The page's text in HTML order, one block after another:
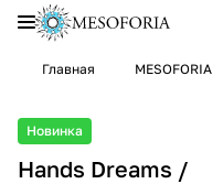
Главная MESOFORIA
Новинка
Hands Dreams /